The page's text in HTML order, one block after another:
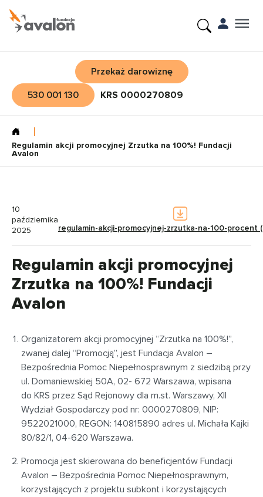
Przekaż darowiznę
530 001 130
KRS 0000270809
Regulamin akcji promocyjnej Zrzutka na 100%! Fundacji
Avalon
10
października
2025
regulamin-akcji-promocyjnej-zrzutka-na-100-procent
Regulamin akcji promocyjnej
Zrzutka na 100%! Fundacji
Avalon
Organizatorem akcji promocyjnej “Zrzutka na 100%!”,
zwanej dalej “Promocją”, jest Fundacja Avalon –
Bezpośrednia Pomoc Niepełnosprawnym z siedzibą przy
ul. Domaniewskiej 50A, 02- 672 Warszawa, wpisana
do KRS przez Sąd Rejonowy dla m.st. Warszawy, XII
Wydział Gospodarczy pod nr: 0000270809, NIP:
9522021000, REGON: 140815890 adres ul. Michała Kajki
80/82/1, 04-620 Warszawa.
Promocja jest skierowana do beneficjentów Fundacji
Avalon – Bezpośrednia Pomoc Niepełnosprawnym,
korzystających z projektu subkont i korzystających